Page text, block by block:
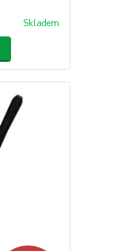
Skladem